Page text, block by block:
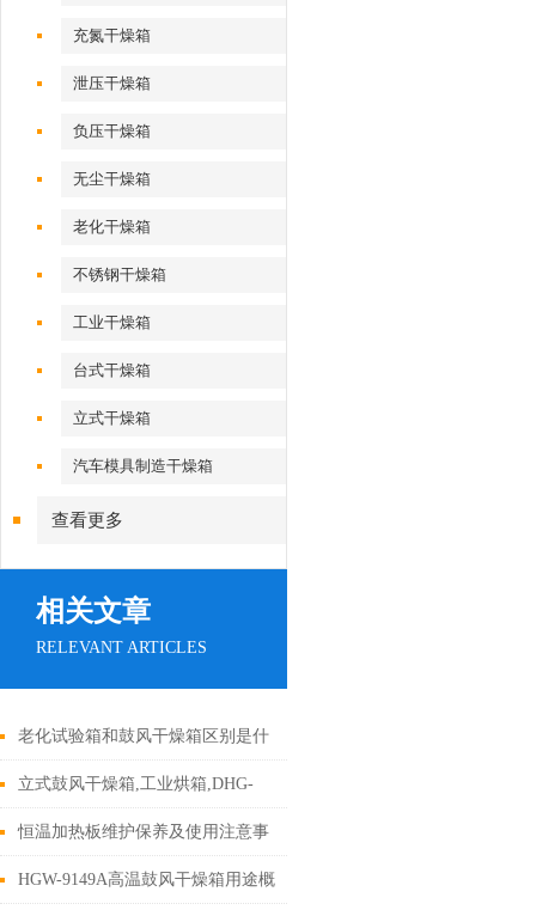
充氮干燥箱
泄压干燥箱
负压干燥箱
无尘干燥箱
老化干燥箱
不锈钢干燥箱
工业干燥箱
台式干燥箱
立式干燥箱
汽车模具制造干燥箱
查看更多
相关文章
RELEVANT ARTICLES
老化试验箱和鼓风干燥箱区别是什
么？
立式鼓风干燥箱,工业烘箱,DHG-
9620A干燥箱用途概述
恒温加热板维护保养及使用注意事
项
HGW-9149A高温鼓风干燥箱用途概